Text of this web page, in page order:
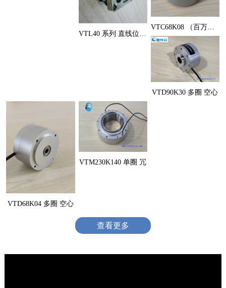
VTL40 系列 直线位移传感
VTC68K08 （百万圈级）
VTD90K30 多圈 空心
VTD68K04 多圈 空心
VTM230K140 单圈 冗
查看更多